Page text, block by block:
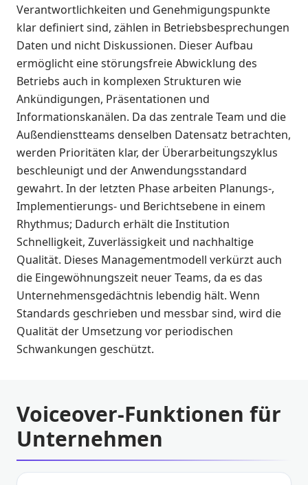
Verantwortlichkeiten und Genehmigungspunkte
klar definiert sind, zählen in Betriebsbesprechungen
Daten und nicht Diskussionen. Dieser Aufbau
ermöglicht eine störungsfreie Abwicklung des
Betriebs auch in komplexen Strukturen wie
Ankündigungen, Präsentationen und
Informationskanälen. Da das zentrale Team und die
Außendienstteams denselben Datensatz betrachten,
werden Prioritäten klar, der Überarbeitungszyklus
beschleunigt und der Anwendungsstandard
gewahrt. In der letzten Phase arbeiten Planungs-,
Implementierungs- und Berichtsebene in einem
Rhythmus; Dadurch erhält die Institution
Schnelligkeit, Zuverlässigkeit und nachhaltige
Qualität. Dieses Managementmodell verkürzt auch
die Eingewöhnungszeit neuer Teams, da es das
Unternehmensgedächtnis lebendig hält. Wenn
Standards geschrieben und messbar sind, wird die
Qualität der Umsetzung vor periodischen
Schwankungen geschützt.
Voiceover-Funktionen für
Unternehmen